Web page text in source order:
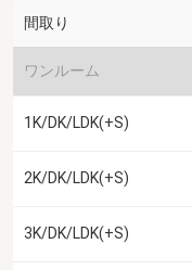
間取り
ワンルーム
1K/DK/LDK(+S)
2K/DK/LDK(+S)
3K/DK/LDK(+S)